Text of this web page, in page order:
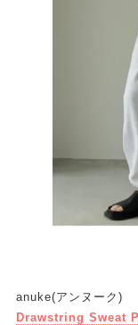
anuke(アンヌーク)
Drawstring Sweat